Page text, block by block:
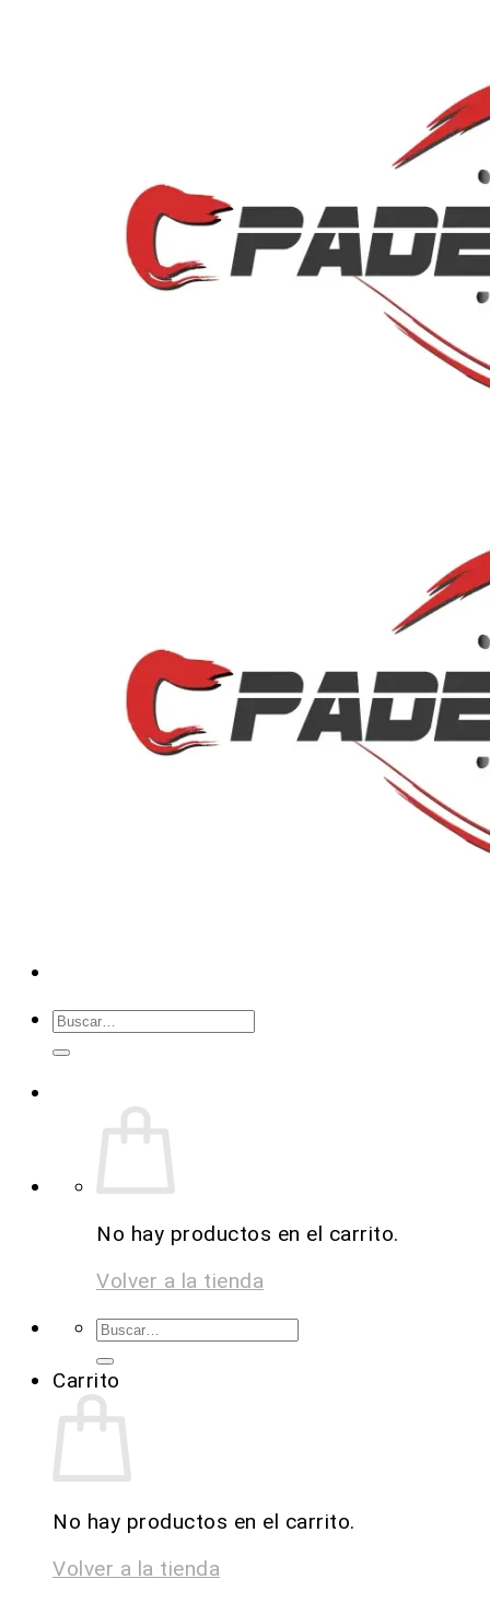
No hay productos en el carrito.
Volver a la tienda
Carrito
No hay productos en el carrito.
Volver a la tienda